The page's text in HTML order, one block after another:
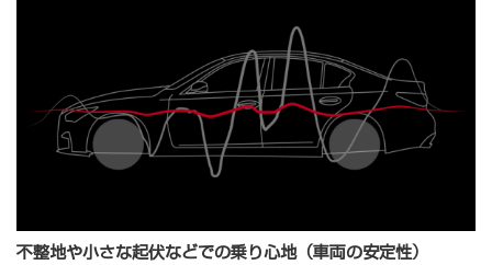
不整地や⼩さな起伏などでの乗り⼼地（⾞両の安定性）